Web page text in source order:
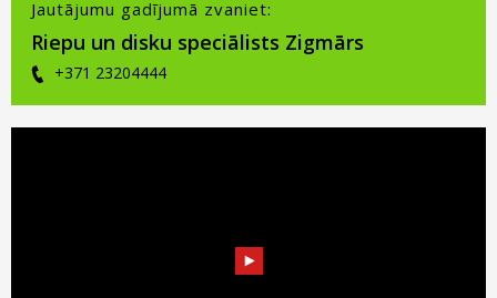
Jautājumu gadījumā zvaniet:
Riepu un disku speciālists Zigmārs
+371 23204444